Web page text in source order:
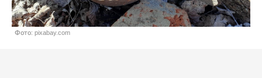
Фото: pixabay.com